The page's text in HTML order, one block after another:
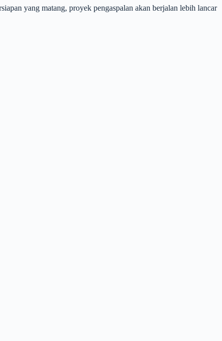
yang matang, proyek pengaspalan akan berjalan lebih lancar